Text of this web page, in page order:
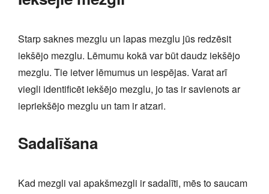
Starp saknes mezglu un lapas mezglu jūs redzēsit
iekšējo mezglu. Lēmumu kokā var būt daudz iekšējo
mezglu. Tie ietver lēmumus un iespējas. Varat arī
viegli identificēt iekšējo mezglu, jo tas ir savienots ar
iepriekšējo mezglu un tam ir atzari.
Sadalīšana
Kad mezgli vai apakšmezgli ir sadalīti, mēs to saucam